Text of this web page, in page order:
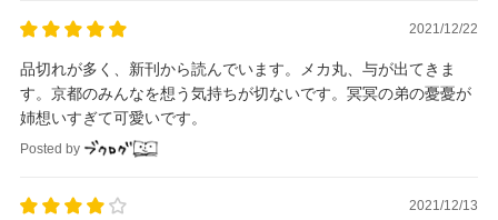
2021/12/22
品切れが多く、新刊から読んでいます。メカ丸、与が出てきま
す。京都のみんなを想う気持ちが切ないです。冥冥の弟の憂憂が
姉想いすぎて可愛いです。
Posted by
2021/12/13